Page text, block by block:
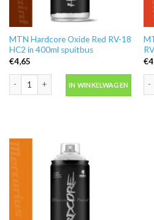
MTN Hardcore Oxide Red RV-18
HC2 in 400ml spuitbus
€4,65
IN WINKELWAGEN
€